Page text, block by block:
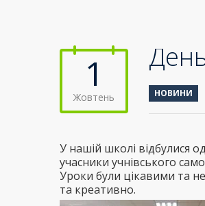
1
Жовтень НОВИНИ
У нашій школі відбулися
учасники учнівського
Уроки були цікавими та
та креативно.